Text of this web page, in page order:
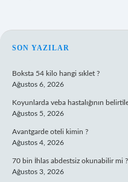
SIDEBAR
SON YAZILAR
Boksta 54 kilo hangi sıklet ?
Ağustos 6, 2026
Koyunlarda veba hastalığının
Ağustos 5, 2026
Avantgarde oteli kimin ?
Ağustos 4, 2026
70 bin İhlas abdestsiz okunabilir mi ?
Ağustos 3, 2026